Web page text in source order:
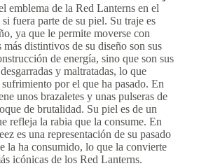
emblema de la Red Lanterns en el
fuera parte de su piel. Su traje es
ya que le permite moverse con
distintivos de su diseño son sus
de energía, sino que son sus
y maltratadas, lo que
por el que ha pasado. En
unos brazaletes y unas pulseras de
de brutalidad. Su piel es de un
refleja la rabia que la consume. En
es una representación de su pasado
la ha consumido, lo que la convierte
icónicas de los Red Lanterns.